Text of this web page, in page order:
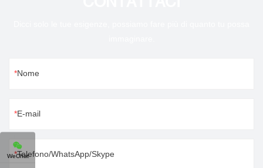
Nome
E-mail
Telefono/WhatsApp/Skype
WeChat